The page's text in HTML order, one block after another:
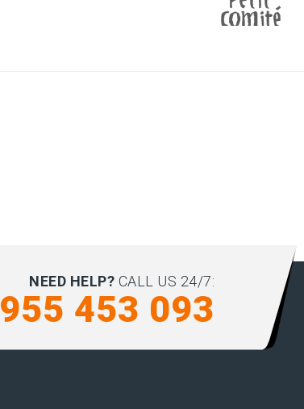
NEED HELP? CALL US 24/7:
955 453 093